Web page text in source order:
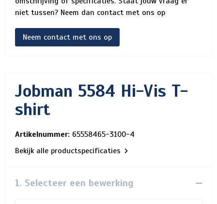
niet tussen? Neem dan contact met ons op
Neem contact met ons op
Jobman 5584 Hi-Vis T-
shirt
Artikelnummer: 65558465-3100-4
Bekijk alle productspecificaties
1. Selecteer een bewerking